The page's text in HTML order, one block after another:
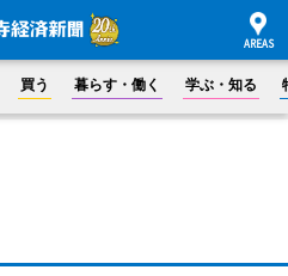
買う 暮らす・働く 学ぶ・知る